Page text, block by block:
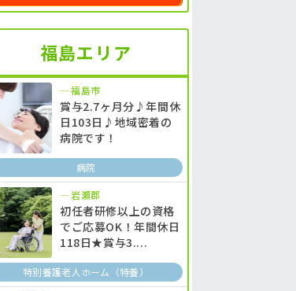
福島エリア
福島市
賞与2.7ヶ月分♪年間休
日103日♪地域密着の
病院です！
病院
岩瀬郡
初任者研修以上の資格
でご応募OK！年間休日
118日★賞与3....
特別養護老人ホーム（特養）